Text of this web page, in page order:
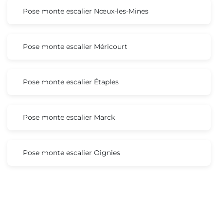
Pose monte escalier Nœux-les-Mines
Pose monte escalier Méricourt
Pose monte escalier Étaples
Pose monte escalier Marck
Pose monte escalier Oignies